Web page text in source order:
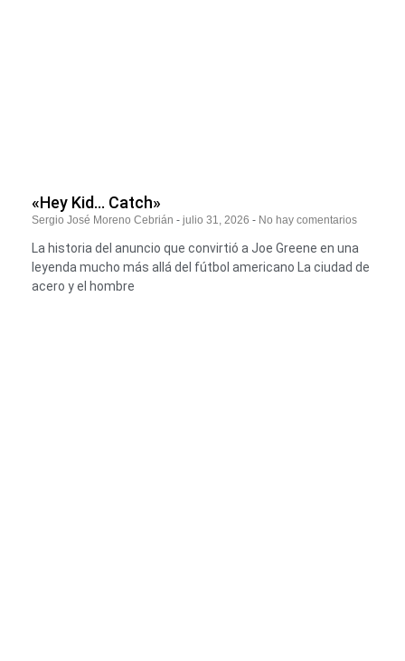
«Hey Kid… Catch»
Sergio José Moreno Cebrián julio 31, 2026 No hay comentarios
La historia del anuncio que convirtió a Joe Greene en una
leyenda mucho más allá del fútbol americano La ciudad de
acero y el hombre